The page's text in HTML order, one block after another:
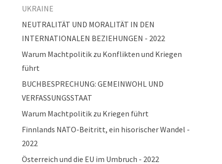
UKRAINE
NEUTRALITÄT UND MORALITÄT IN DEN
INTERNATIONALEN BEZIEHUNGEN - 2022
Warum Machtpolitik zu Konflikten und Kriegen
führt
BUCHBESPRECHUNG: GEMEINWOHL UND
VERFASSUNGSSTAAT
Warum Machtpolitik zu Kriegen führt
Finnlands NATO-Beitritt, ein hisorischer Wandel -
2022
Österreich und die EU im Umbruch - 2022